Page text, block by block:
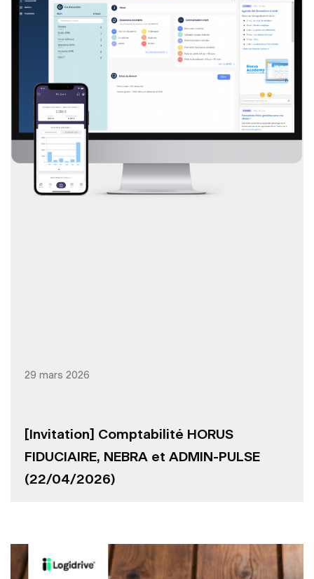
[Invitation] Comptabilité HORUS
FIDUCIAIRE, NEBRA et ADMIN-PULSE
(22/04/2026)
29 mars 2026